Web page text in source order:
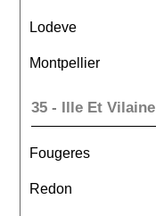
Lodeve
Montpellier
35 - Ille Et Vilaine
Fougeres
Redon